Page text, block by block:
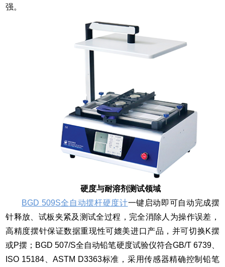
强。
硬度与耐溶剂测试领域
BGD 509S全自动摆杆硬度计一键启动即可自动完成摆
针释放、试板夹紧及测试全过程，完全消除人为操作误差，
高精度摆针保证数据重现性可媲美进口产品，并可切换K摆
或P摆；BGD 507/S全自动铅笔硬度试验仪符合GB/T 6739、
ISO 15184、ASTM D3363标准，采用传感器精确控制铅笔